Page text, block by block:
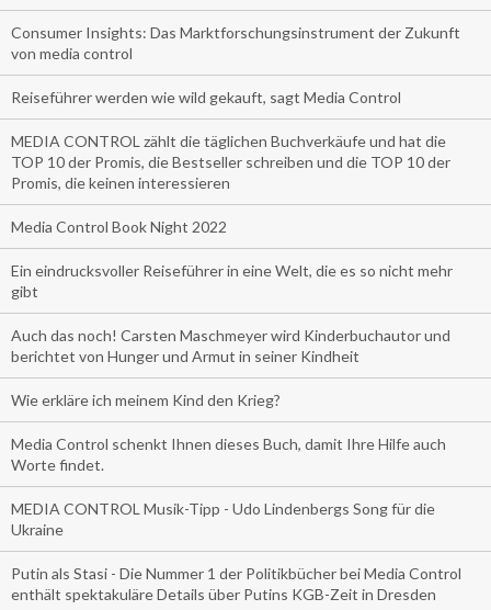
Consumer Insights: Das Marktforschungsinstrument der Zukunft
von media control
Reiseführer werden wie wild gekauft, sagt Media Control
MEDIA CONTROL zählt die täglichen Buchverkäufe und hat die
TOP 10 der Promis, die Bestseller schreiben und die TOP 10 der
Promis, die keinen interessieren
Media Control Book Night 2022
Ein eindrucksvoller Reiseführer in eine Welt, die es so nicht mehr
gibt
Auch das noch! Carsten Maschmeyer wird Kinderbuchautor und
berichtet von Hunger und Armut in seiner Kindheit
Wie erkläre ich meinem Kind den Krieg?
Media Control schenkt Ihnen dieses Buch, damit Ihre Hilfe auch
Worte findet.
MEDIA CONTROL Musik-Tipp - Udo Lindenbergs Song für die
Ukraine
Putin als Stasi - Die Nummer 1 der Politikbücher bei Media Control
enthält spektakuläre Details über Putins KGB-Zeit in Dresden